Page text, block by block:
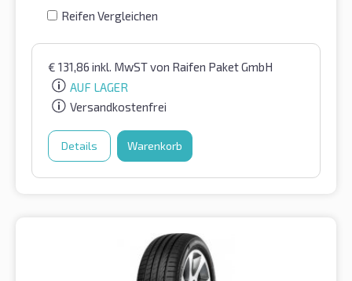
Reifen Vergleichen
€ 131,86 inkl. MwSTvon Raifen Paket GmbH
AUF LAGER
Versandkostenfrei
Details Warenkorb